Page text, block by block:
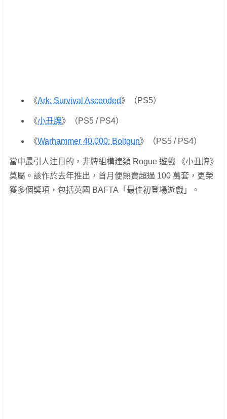
《Ark: Survival Ascended》（PS5）
《小丑牌》（PS5 / PS4）
《Warhammer 40,000: Boltgun》（PS5 / PS4）
當中最引人注目的，非牌組構建類 Rogue 遊戲 《小丑牌》
莫屬。該作於去年推出，首月便熱賣超過 100 萬套，更榮
獲多個獎項，包括英國 BAFTA「最佳初登場遊戲」。